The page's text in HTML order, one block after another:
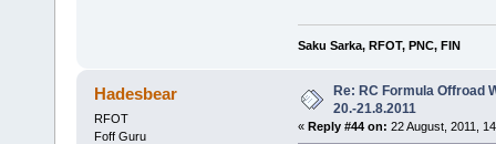
Saku Sarka, RFOT, PNC, FIN
Hadesbear
RFOT
Foff Guru
Re: RC Formula Offroad
20.-21.8.2011
« Reply #44 on: 22 August, 2011,